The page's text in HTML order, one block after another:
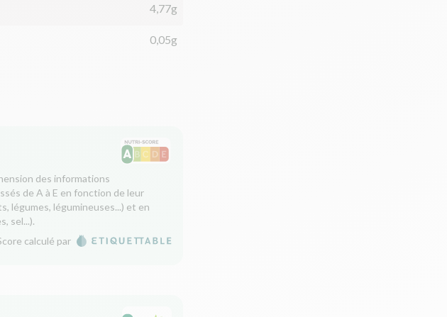
4,77g
0,05g
des informations
de A à E en fonction de leur
légumes, légumineuses...) et en
sel...).
calculé par